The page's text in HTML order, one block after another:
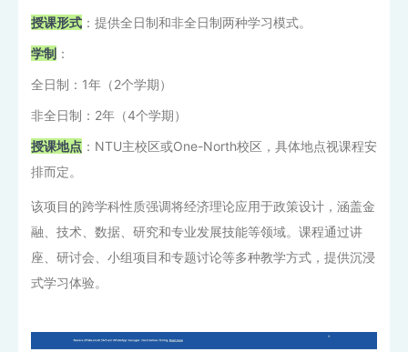
授课形式 ：提供全日制和非全日制两种学习模式。
学制 ：
全日制：1年（2个学期）
非全日制：2年（4个学期）
授课地点 ：NTU主校区或One-North校区，具体地点视课程安
排而定。
该项目的跨学科性质强调将经济理论应用于政策设计，涵盖金
融、技术、数据、研究和专业发展技能等领域。课程通过讲
座、研讨会、小组项目和专题讨论等多种教学方式，提供沉浸
式学习体验。